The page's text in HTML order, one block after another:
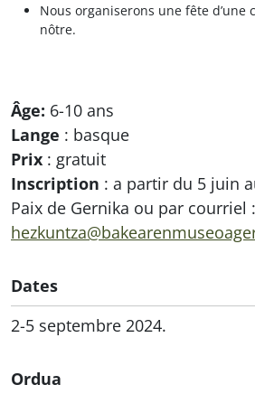
Nous organiserons une fête
nôtre.
Âge: 6-10 ans
Lange : basque
Prix : gratuit
Inscription : a partir du 5 juin
Paix de Gernika ou par courriel :
Dates
2-5 septembre 2024.
Ordua